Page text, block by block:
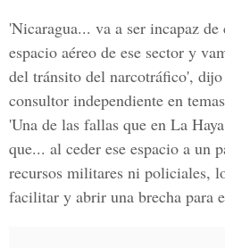
'Nicaragua... va a ser incapaz
espacio aéreo de ese sector y
del tránsito del narcotráfico',
consultor independiente en
'Una de las fallas que en La
que... al ceder ese espacio a un
recursos militares ni policiales,
facilitar y abrir una brecha para